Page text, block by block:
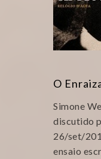
O
Simone
discutido
26/set/
ensaio